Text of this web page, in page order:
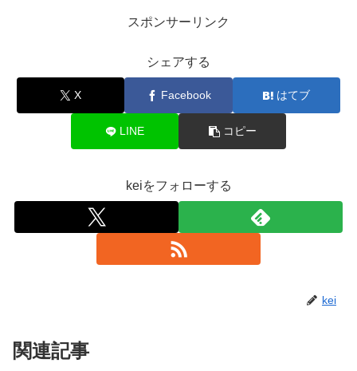
スポンサーリンク
シェアする
X Facebook はてブ
LINE コピー
keiをフォローする
kei
関連記事